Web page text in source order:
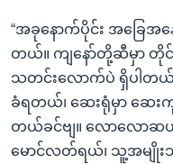
“အခုနောက်ပိုင်း အခြေအ
တယ်။ ကျနော်တို့ဆီမှာ တိုင်
သတင်းလောက်ပဲ ရှိပါတယ်
ခံရတယ်၊ ဆေးရုံမှာ ဆေ
တယ်ခင်ဗျ။ လောလောဆ
မောင်လတ်ရယ်၊ သူ့အမျိုး